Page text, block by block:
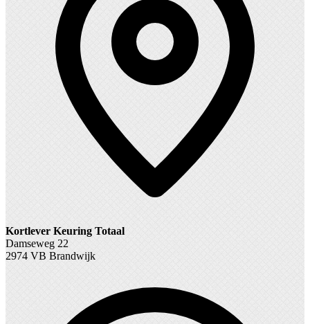
Kortlever Keuring Totaal
Damseweg 22
2974 VB Brandwijk